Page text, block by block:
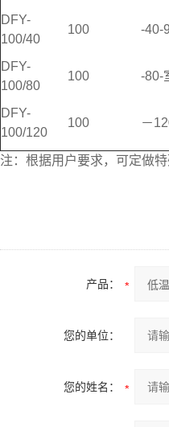
DFY-
100/40
100 -40-
DFY-
100/80
100 -80-
DFY-
100/120
100 －
注：根据用户要求，可定做
产品：
您的单位：
您的姓名：